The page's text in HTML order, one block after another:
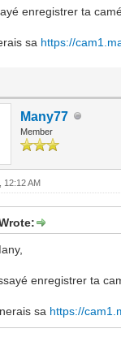
enregistrer ta
sa https://
Many77
Member
12:12 AM
enregistrer ta
sa https://